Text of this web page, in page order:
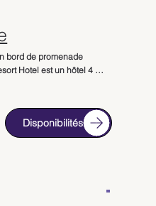
bord de promenade
Hotel est un hôtel 4
idéale pour un séjour
familles et voyageurs
à Madère.
Disponibilités
naturel
possible via
randonnée